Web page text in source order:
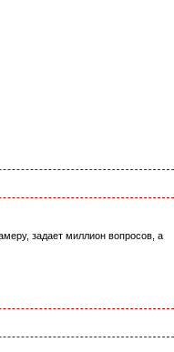
задает миллион вопросов, а